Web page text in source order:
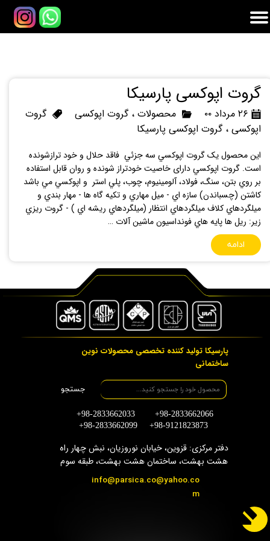
گروت اپوکسی پارسیکا
۲۶ مرداد ۰۰ محصولات ،گروت اپوکسی
گروت
اپوکسی ،گروت اپوکسی پارسیکا
این محصول یک گروت اپوكسي سه جزئي فاقد حلال و خود ترازشونده
است. گروت اپوكسي دارای خاصیت خودتراز شونده و روان قابل استفاده
بر روي بتن، سنگ، فولاد، آلومينيوم، چوب، پلي استر و اپوكسي مي باشد
كاشتن (چسباندن) سازه اي - ميل مهاري و تكيه گاه ها - مهار بندي و
ميلگردهاي كلاف ميلگردهاي انتظار (ميلگردهاي ريشه اي ) - گروت ريزي
زير: ريل ها پايه هاي فونداسيون ماشين آلات …
ادامه
پارسیکا تولید کننده تخصصی محصولات نوین
ساختمانی
دفتر مرکزی: قزوین، خیابان نوروزیان، نبش چهار راه
هشت بهشت، ساختمان هشت بهشت، طبقه سوم
+98-2833662033 +98-2833662066
+98-2833662099 +98-9121823873
info@parsica.co@yahoo.co
m
جستجو